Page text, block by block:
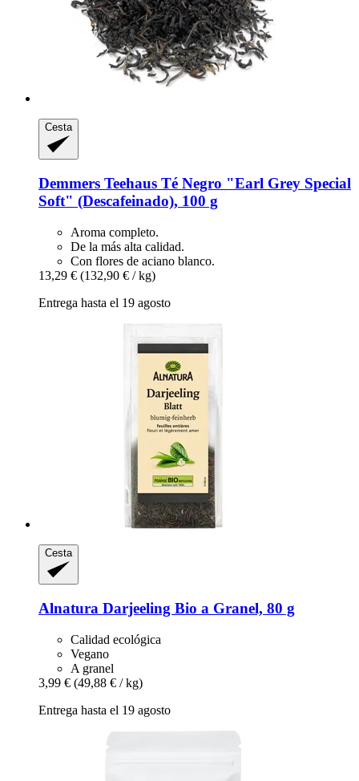
Cesta
Demmers Teehaus Té Negro "Earl Grey Special
Soft" (Descafeinado), 100 g
Aroma completo.
De la más alta calidad.
Con flores de aciano blanco.
13,29 € (132,90 € / kg)
Entrega hasta el 19 agosto
Cesta
Alnatura Darjeeling Bio a Granel, 80 g
Calidad ecológica
Vegano
A granel
3,99 € (49,88 € / kg)
Entrega hasta el 19 agosto